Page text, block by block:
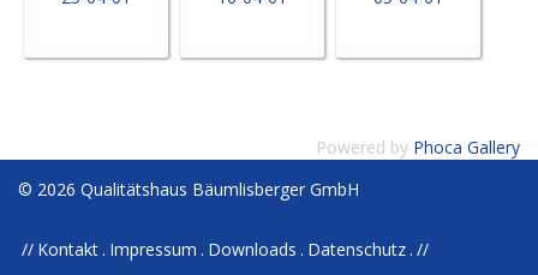
Powered by Phoca Gallery
© 2026 Qualitätshaus Bäumlisberger GmbH
Kontakt Impressum Downloads Datenschutz //